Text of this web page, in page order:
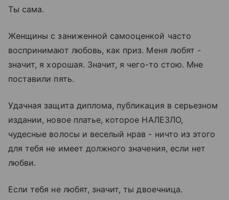
Ты сама.
Женщины с заниженной самооценкой часто
воспринимают любовь, как приз. Меня любят -
значит, я хорошая. Значит, я чего-то стою. Мне
поставили пять.
Удачная защита диплома, публикация в серьезном
издании, новое платье, которое НАЛЕЗЛО,
чудесные волосы и веселый нрав - ничто из этого
для тебя не имеет должного значения, если нет
любви.
Если тебя не любят, значит, ты двоечница.